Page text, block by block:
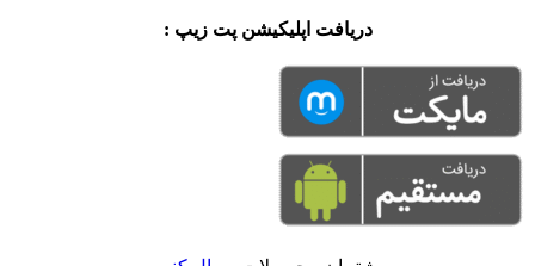
دریافت اپلیکیشن پت زیپ :